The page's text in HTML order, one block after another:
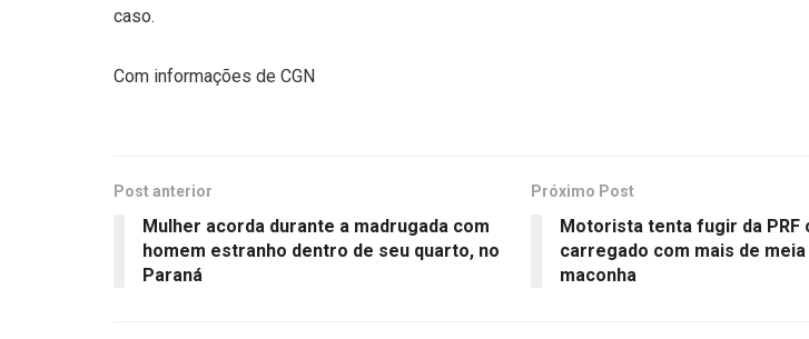
caso.
Com informações de CGN
Post anterior
Mulher acorda durante a madrugada com
homem estranho dentro de seu quarto, no
Paraná
Próximo Post
Motorista tenta fugir da PRF
carregado com mais de
maconha